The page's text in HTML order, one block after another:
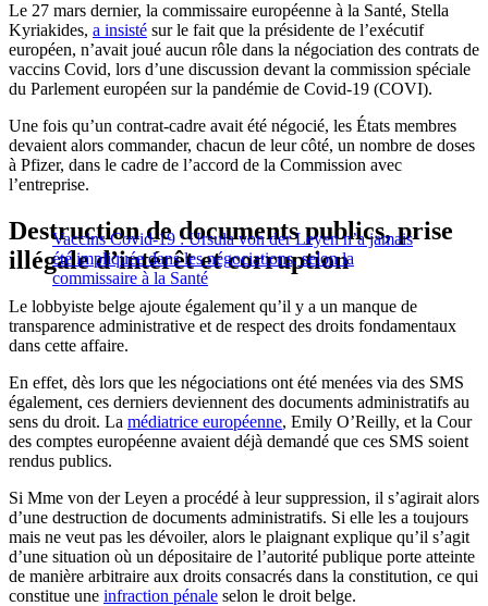
Le 27 mars dernier, la commissaire européenne à la Santé, Stella
Kyriakides, a insisté sur le fait que la présidente de l’exécutif
européen, n’avait joué aucun rôle dans la négociation des contrats de
vaccins Covid, lors d’une discussion devant la commission spéciale
du Parlement européen sur la pandémie de Covid-19 (COVI).
Une fois qu’un contrat-cadre avait été négocié, les États membres
devaient alors commander, chacun de leur côté, un nombre de doses
à Pfizer, dans le cadre de l’accord de la Commission avec
l’entreprise.
Vaccins Covid-19 : Ursula von der Leyen n’a jamais
été impliquée dans les négociations, selon la
commissaire à la Santé
Destruction de documents publics, prise
illégale d’intérêt et corruption
Le lobbyiste belge ajoute également qu’il y a un manque de
transparence administrative et de respect des droits fondamentaux
dans cette affaire.
En effet, dès lors que les négociations ont été menées via des SMS
également, ces derniers deviennent des documents administratifs au
sens du droit. La médiatrice européenne, Emily O’Reilly, et la Cour
des comptes européenne avaient déjà demandé que ces SMS soient
rendus publics.
Si Mme von der Leyen a procédé à leur suppression, il s’agirait alors
d’une destruction de documents administratifs. Si elle les a toujours
mais ne veut pas les dévoiler, alors le plaignant explique qu’il s’agit
d’une situation où un dépositaire de l’autorité publique porte atteinte
de manière arbitraire aux droits consacrés dans la constitution, ce qui
constitue une infraction pénale selon le droit belge.